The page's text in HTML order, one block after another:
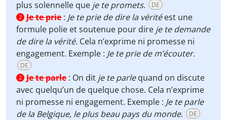
plus solennelle que je te promets. DE
2 Je te prie : Je te prie de dire la véritéest une
formule polie et soutenue pour dire je te demande
de dire la vérité. Cela n’exprime ni promesse ni
engagement. Exemple : Je te prie de m’écouter.
DE
2 Je te parle : On dit je te parlequand on discute
avec quelqu’un de quelque chose. Cela n’exprime
ni promesse ni engagement. Exemple : Je te parle
de la Belgique, le plus beau pays du monde. DE